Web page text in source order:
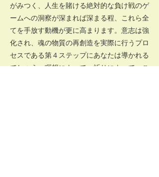
がみつく、人生を賭ける絶対的な負け戦のゲ
ームへの洞察が深まれば深まる程、これら全
てを手放す動機が更に高まります。意志は強
化され、魂の物質の再創造を実際に行うプロ
セスである第４ステップにあなたは導かれる
でしょう。瞑想によって、祈りによって、こ